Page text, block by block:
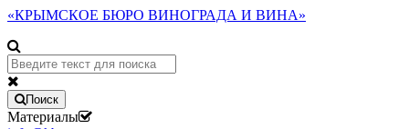
«КРЫМСКОЕ БЮРО ВИНОГРАДА И ВИНА»
Поиск
Материалы